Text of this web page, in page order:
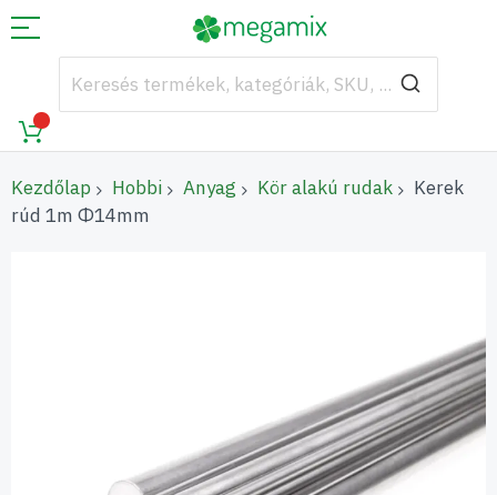
Kezdőlap Hobbi Anyag Kör alakú rudak
Kerek
rúd 1m Φ14mm